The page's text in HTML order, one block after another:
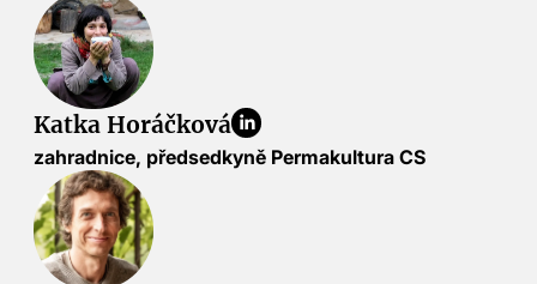
Katka Horáčková
zahradnice, předsedkyně Permakultura CS